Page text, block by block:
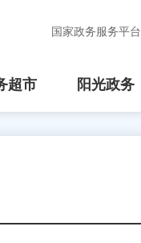
国家政务服务平台
超市 阳光政务